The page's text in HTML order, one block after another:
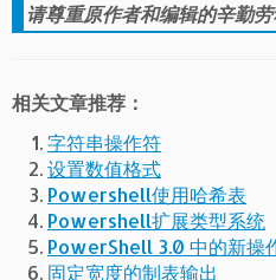
请尊重原作者和编辑的辛勤
相关文章推荐：
字符串操作符
设置数值格式
Powershell使用哈希表
Powershell扩展类型系统
PowerShell 3.0 中的新操
固定宽度的制表输出